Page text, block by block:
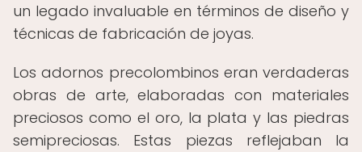
un legado invaluable en términos de diseño y
técnicas de fabricación de joyas.
Los adornos precolombinos eran verdaderas
obras de arte, elaboradas con materiales
preciosos como el oro, la plata y las piedras
semipreciosas. Estas piezas reflejaban la